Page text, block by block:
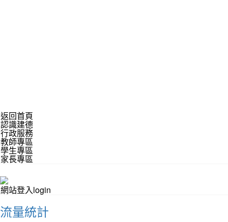
返回首頁
認識建德
行政服務
教師專區
學生專區
家長專區
網站登入login
流量統計